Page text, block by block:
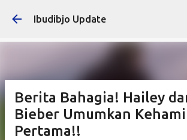
Skip to main content
Ibudibjo Update
Berita Bahagia! Hailey
Bieber Umumkan
Pertama!!